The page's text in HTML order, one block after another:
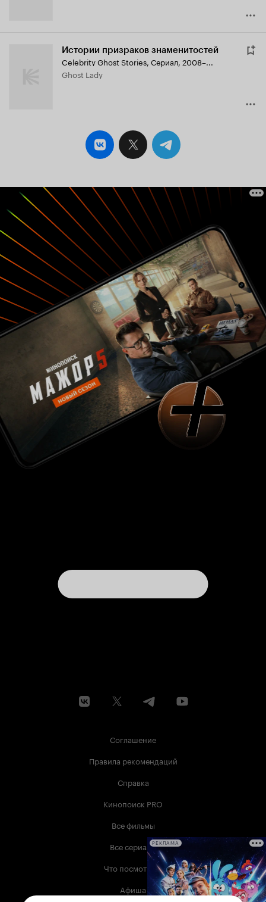
Истории призраков знаменитостей
Celebrity Ghost Stories, Сериал, 2008–...
Ghost Lady
Соглашение
Правила рекомендаций
Справка
Кинопоиск PRO
Все фильмы
Все сериалы
Что посмотреть
Афиша
РЕКЛАМА